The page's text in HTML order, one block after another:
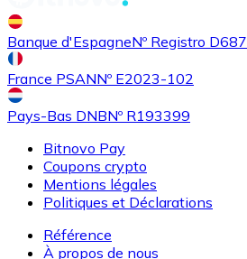
Banque d'EspagneNº Registro D687
France PSANNº E2023-102
Pays-Bas DNBNº R193399
Bitnovo Pay
Coupons crypto
Mentions légales
Politiques et Déclarations
Référence
À propos de nous